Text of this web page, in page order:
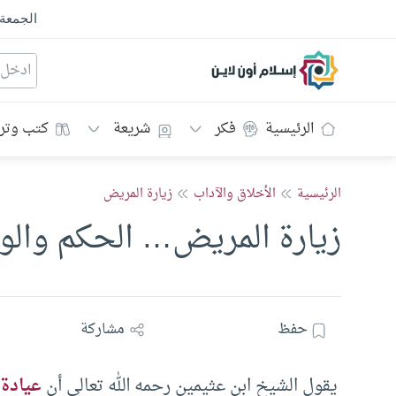
إسلام أون لاين
الرئيسية فكر شريعة كتب
الرئيسية الأخلاق والآداب زيارة المريض
زيارة المريض… الحكم
حفظ مشاركة
يقول الشيخ ابن عثيمين رحمه الله تعالى أن